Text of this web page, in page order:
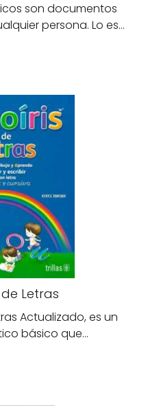
son documentos
persona. Lo es…
Letras
Actualizado, es un
básico que…